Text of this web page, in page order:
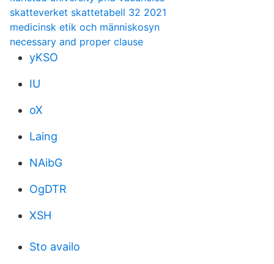
skatteverket skattetabell 32 2021
medicinsk etik och människosyn
necessary and proper clause
yKSO
IU
oX
Laing
NAibG
OgDTR
XSH
Sto availo